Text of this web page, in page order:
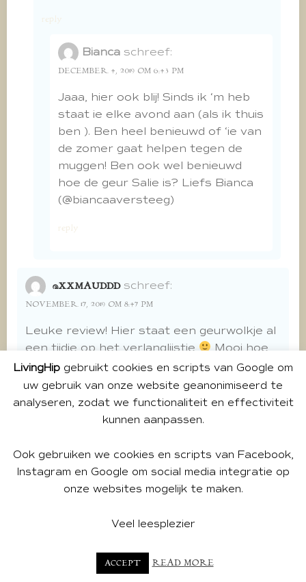
reply
Bianca schreef:
DECEMBER 4, 2019 OM 6:43 PM
Jaaa, hier ook blij! Sinds ik ‘m heb
staat ie elke avond aan (als ik thuis
ben ). Ben heel benieuwd of ‘ie van
de zomer gaat helpen tegen de
muggen! Ben ook wel benieuwd
hoe de geur Salie is? Liefs Bianca
(@biancaaversteeg)
reply
@XXMAUDDD schreef:
NOVEMBER 17, 2019 OM 8:47 PM
Leuke review! Hier staat een geurwolkje al
een tijdje op het verlanglijstje
Mooi hoe
iedere geur toch zijn eigen functie & kracht
heeft!
reply
NOVEMBER 18, 2019 OM 9:19 AM
Ze zijn heerlijk
BABS VERHEIJ schreef:
LivingHipgebruikt cookies en scripts van Google om
uw gebruik van onze website geanonimiseerd te
analyseren, zodat we functionaliteit en effectiviteit
kunnen aanpassen.
Ook gebruiken we cookies en scripts van Facebook,
Instagram en Google om social media integratie op
onze websites mogelijk te maken.
Veel leesplezier
ACCEPT READ MORE